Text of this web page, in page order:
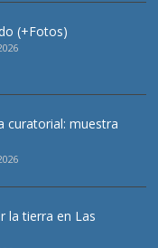
(+Fotos)
curatorial: muestra
la tierra en Las